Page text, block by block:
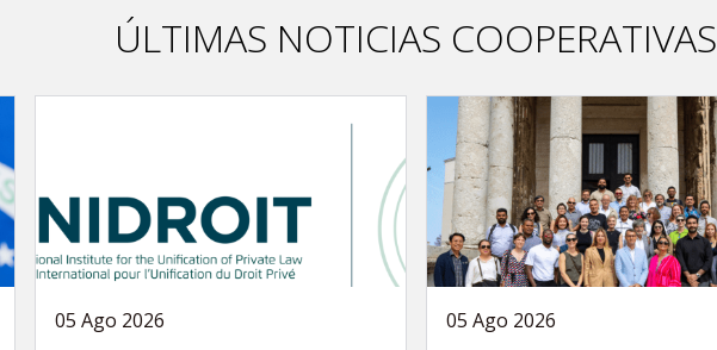
ÚLTIMAS NOTICIAS COOPERATIVAS
05 Ago 2026 05 Ago 2026